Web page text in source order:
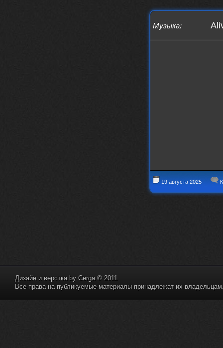
Музыка:
19 августа 2025
Дизайн и верстка by Cerga© 2011
Все права на публикуемые материалы принадлежат их